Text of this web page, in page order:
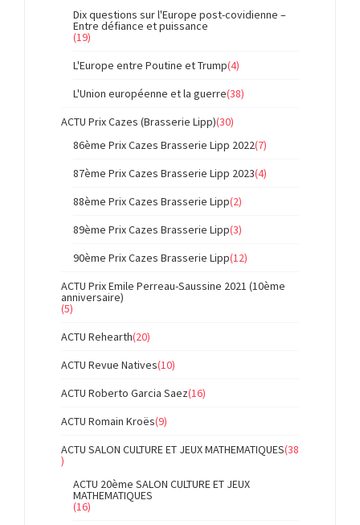
Dix questions sur l'Europe post-covidienne –
Entre défiance et puissance
(19)
L'Europe entre Poutine et Trump(4)
L'Union européenne et la guerre(38)
ACTU Prix Cazes (Brasserie Lipp)(30)
86ème Prix Cazes Brasserie Lipp 2022(7)
87ème Prix Cazes Brasserie Lipp 2023(4)
88ème Prix Cazes Brasserie Lipp(2)
89ème Prix Cazes Brasserie Lipp(3)
90ème Prix Cazes Brasserie Lipp(12)
ACTU Prix Emile Perreau-Saussine 2021 (10ème
anniversaire)
(5)
ACTU Rehearth(20)
ACTU Revue Natives(10)
ACTU Roberto Garcia Saez(16)
ACTU Romain Kroës(9)
ACTU SALON CULTURE ET JEUX MATHEMATIQUES(38
)
ACTU 20ème SALON CULTURE ET JEUX
MATHEMATIQUES
(16)